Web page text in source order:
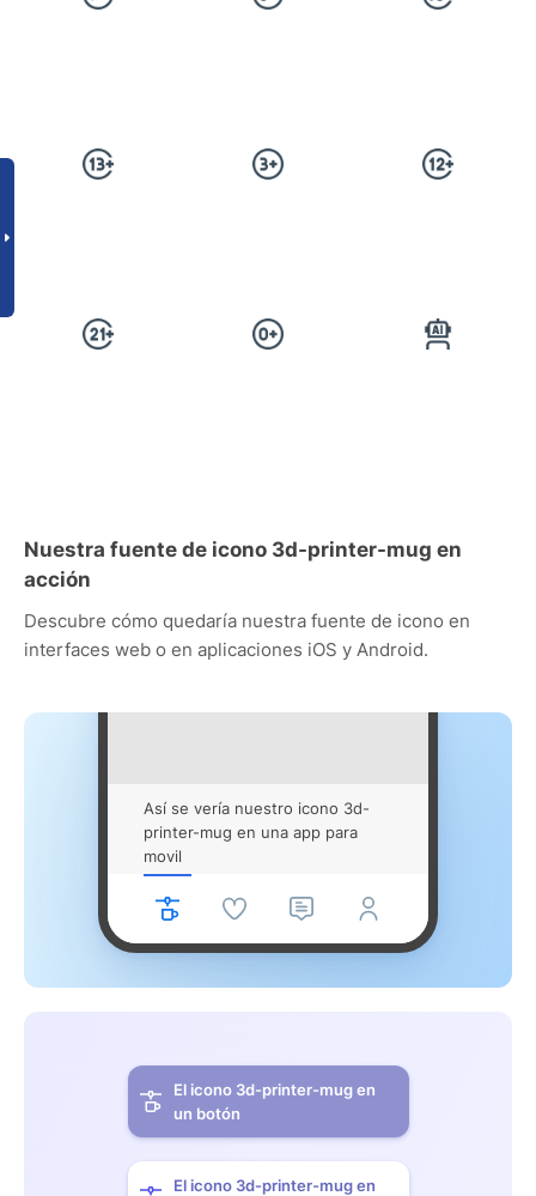
Nuestra fuente de icono 3d-printer-mug en
acción
Descubre cómo quedaría nuestra fuente de icono en
interfaces web o en aplicaciones iOS y Android.
Así se vería nuestro icono 3d-
printer-mug en una app para
movil
El icono 3d-printer-mug en
un botón
El icono 3d-printer-mug en